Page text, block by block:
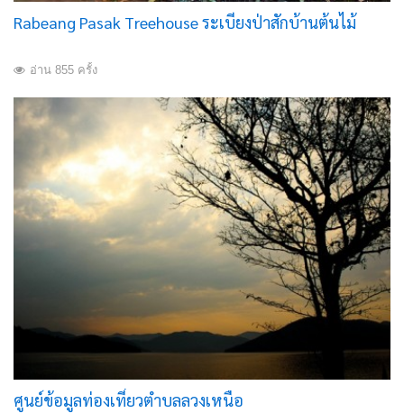
Rabeang Pasak Treehouse ระเบียงป่าสักบ้านต้นไม้
อ่าน 855 ครั้ง
ศูนย์ข้อมูลท่องเที่ยวตำบลลวงเหนือ